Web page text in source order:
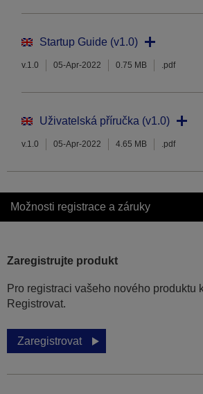
Startup Guide (v1.0)
v.1.0 05-Apr-2022 0.75 MB .pdf
Uživatelská příručka (v1.0)
v.1.0 05-Apr-2022 4.65 MB .pdf
Možnosti registrace a záruky
Zaregistrujte produkt
Pro registraci vašeho nového produktu
Registrovat.
Zaregistrovat